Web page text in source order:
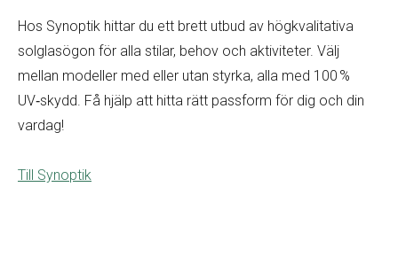
Hos Synoptik hittar du ett brett utbud av högkvalitativa
solglasögon för alla stilar, behov och aktiviteter. Välj
mellan modeller med eller utan styrka, alla med 100 %
UV‑skydd. Få hjälp att hitta rätt passform för dig och din
vardag!
Till Synoptik